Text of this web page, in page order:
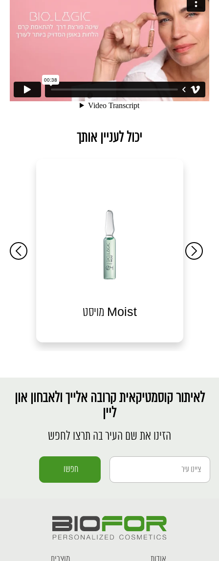
יכול לעניין אותך
מויסט Moist
לאיתור קוסמטיקאית קרובה אלייך ולאבחון און
ליין
הזינו את שם העיר בה תרצו לחפש